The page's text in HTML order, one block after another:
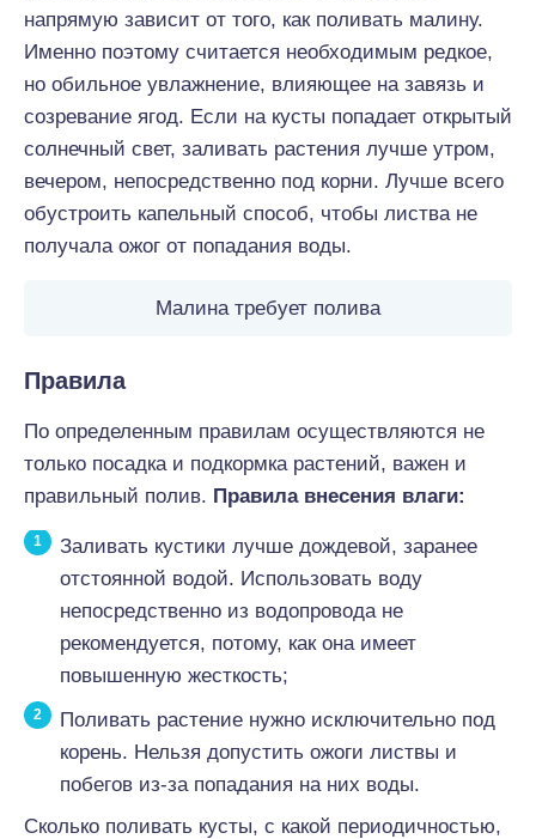
напрямую зависит от того, как поливать малину.
Именно поэтому считается необходимым редкое,
но обильное увлажнение, влияющее на завязь и
созревание ягод. Если на кусты попадает открытый
солнечный свет, заливать растения лучше утром,
вечером, непосредственно под корни. Лучше всего
обустроить капельный способ, чтобы листва не
получала ожог от попадания воды.
Малина требует полива
Правила
По определенным правилам осуществляются не
только посадка и подкормка растений, важен и
правильный полив. Правила внесения влаги:
Заливать кустики лучше дождевой, заранее
отстоянной водой. Использовать воду
непосредственно из водопровода не
рекомендуется, потому, как она имеет
повышенную жесткость;
Поливать растение нужно исключительно под
корень. Нельзя допустить ожоги листвы и
побегов из-за попадания на них воды.
Сколько поливать кусты, с какой периодичностью,